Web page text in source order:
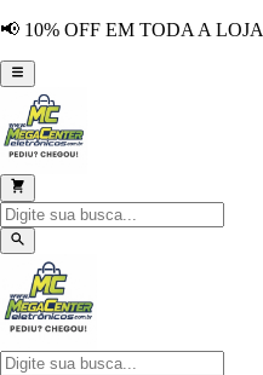
📢 10% OFF EM TODA A LOJA